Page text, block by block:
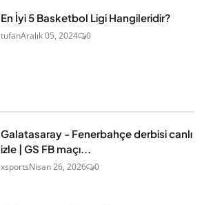
En İyi 5 Basketbol Ligi Hangileridir?
tufanAralık 05, 2024 0
Galatasaray - Fenerbahçe derbisi canlı
izle | GS FB maçı...
xsportsNisan 26, 2026 0